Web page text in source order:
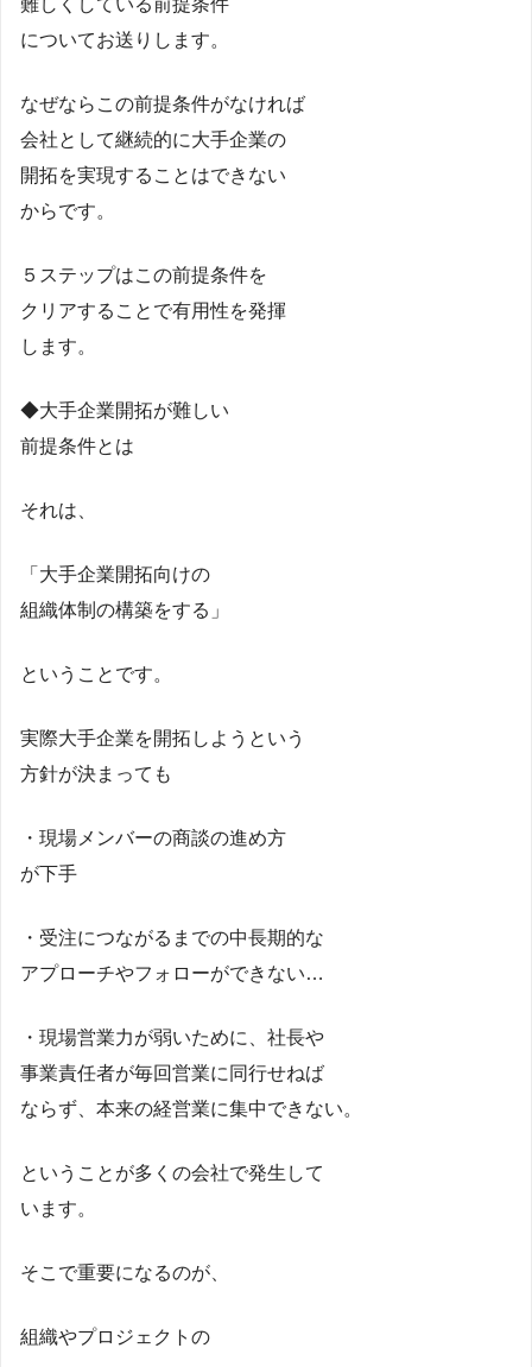
難しくしている前提条件
についてお送りします。
なぜならこの前提条件がなければ
会社として継続的に大手企業の
開拓を実現することはできない
からです。
５ステップはこの前提条件を
クリアすることで有用性を発揮
します。
◆大手企業開拓が難しい
前提条件とは
それは、
「大手企業開拓向けの
組織体制の構築をする」
ということです。
実際大手企業を開拓しようという
方針が決まっても
・現場メンバーの商談の進め方
が下手
・受注につながるまでの中長期的な
アプローチやフォローができない…
・現場営業力が弱いために、社長や
事業責任者が毎回営業に同行せねば
ならず、本来の経営業に集中できない。
ということが多くの会社で発生して
います。
そこで重要になるのが、
組織やプロジェクトの